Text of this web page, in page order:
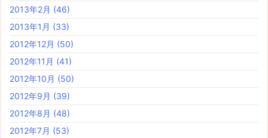
2013年2月 (46)
2013年1月 (33)
2012年12月 (50)
2012年11月 (41)
2012年10月 (50)
2012年9月 (39)
2012年8月 (48)
2012年7月 (53)